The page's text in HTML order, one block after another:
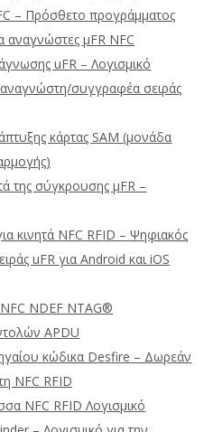
– Πρόσθετο προγράμματος
αναγνώστες μFR NFC
uFR – Λογισμικό
συγγραφέα σειράς
κάρτας SAM (μονάδα
της σύγκρουσης μFR –
κινητά NFC RFID – Ψηφιακός
uFR για Android και iOS
NDEF NTAG®
APDU
κώδικα Desfire – Δωρεάν
NFC RFID
NFC RFID Λογισμικό